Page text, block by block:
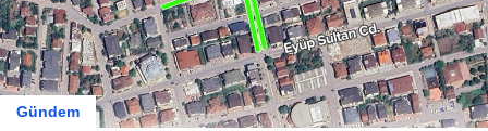
Gündem